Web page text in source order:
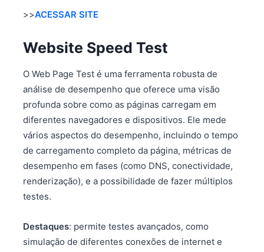
>>ACESSAR SITE
Website Speed Test
O Web Page Test é uma ferramenta robusta de
análise de desempenho que oferece uma visão
profunda sobre como as páginas carregam em
diferentes navegadores e dispositivos. Ele mede
vários aspectos do desempenho, incluindo o tempo
de carregamento completo da página, métricas de
desempenho em fases (como DNS, conectividade,
renderização), e a possibilidade de fazer múltiplos
testes.
Destaques: permite testes avançados, como
simulação de diferentes conexões de internet e